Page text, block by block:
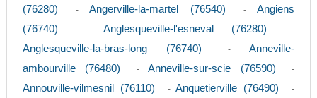
(76280)
-Angerville-la-martel (76540) -Angiens
(76740)
- Anglesqueville-l'esneval (76280) -
Anglesqueville-la-bras-long (76740) -Anneville-
ambourville (76480)
-Anneville-sur-scie (76590) -
Annouville-vilmesnil (76110) -Anquetierville (76490) -